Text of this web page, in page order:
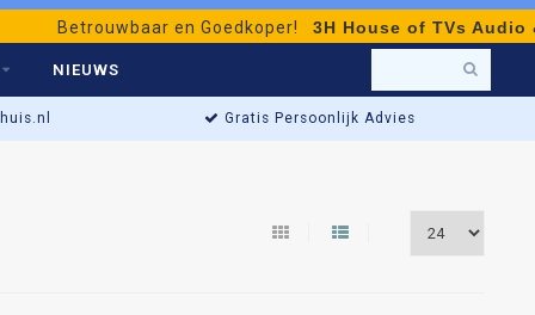
en Goedkoper!3H House of TVs Audio & Video-
NIEUWS
Gratis Persoonlijk Advies